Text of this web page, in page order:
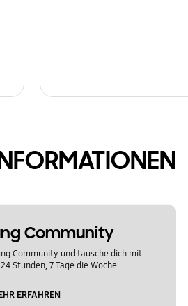
Community
Community und tausche dich mit
Stunden, 7 Tage die Woche.
ERFAHREN